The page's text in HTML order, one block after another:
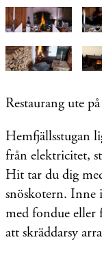
Restaurang ute
Hemfjällsstugan
från elektricitet,
Hit tar du dig
snöskotern. Inne
medfondue eller
att skräddarsy